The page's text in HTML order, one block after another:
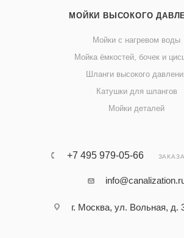
МОЙКИ ВЫСОКОГО
Мойки с нагревом воды
Мойка ёмкостей, бочек и
Шланги высокого
Катушки для шлангов
Мойки деталей
+7 495 979-05-66
г. Москва, ул. Вольная, д.